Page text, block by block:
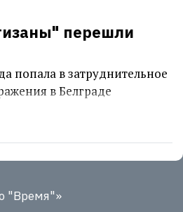
перешли
попала в затруднительное
в Белграде
"Время"»